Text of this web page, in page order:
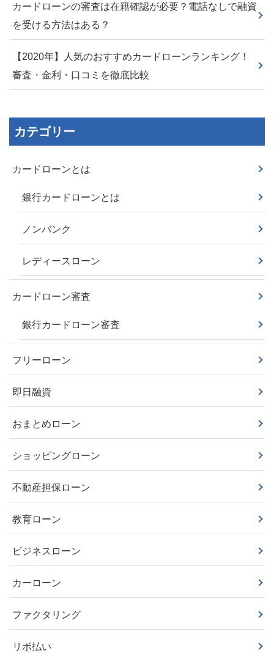
カードローンの審査は在籍確認が必要？電話なしで融資
を受ける方法はある？
【2020年】人気のおすすめカードローンランキング！
審査・金利・口コミを徹底比較
カテゴリー
カードローンとは
銀行カードローンとは
ノンバンク
レディースローン
カードローン審査
銀行カードローン審査
フリーローン
即日融資
おまとめローン
ショッピングローン
不動産担保ローン
教育ローン
ビジネスローン
カーローン
ファクタリング
リボ払い